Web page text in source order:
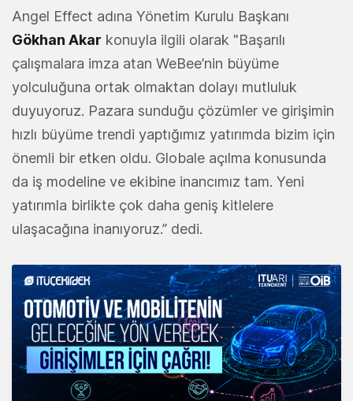
Angel Effect adına Yönetim Kurulu Başkanı
Gökhan Akar konuyla ilgili olarak "Başarılı
çalışmalara imza atan WeBee’nin büyüme
yolculuğuna ortak olmaktan dolayı mutluluk
duyuyoruz. Pazara sunduğu çözümler ve girişimin
hızlı büyüme trendi yaptığımız yatırımda bizim için
önemli bir etken oldu. Globale açılma konusunda
da iş modeline ve ekibine inancımız tam. Yeni
yatırımla birlikte çok daha geniş kitlelere
ulaşacağına inanıyoruz.” dedi.